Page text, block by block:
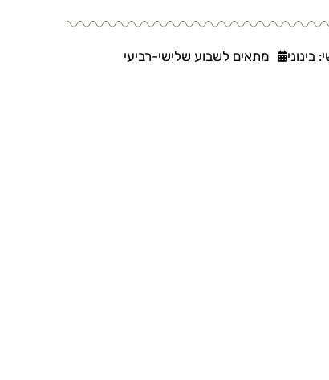
בינוני מתאים לשבוע שלישי-רביעי